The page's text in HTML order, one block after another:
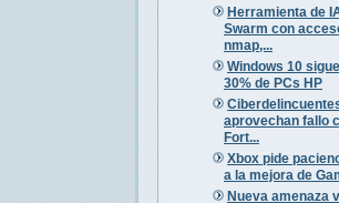
Herramienta de
Swarm con
nmap,...
Windows 10
30% de PCs HP
aprovechan fallo
Fort...
Xbox pide
a la mejora de
Nueva amenaza